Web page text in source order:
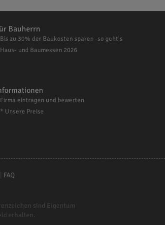
Bauherrn
Bis zu 30% der Baukosten sparen -so geht's
Haus- und Baumessen 2026
Firma eintragen und bewerten
* Unsere Preise
FAQ
sind Eigentum
erhalten.